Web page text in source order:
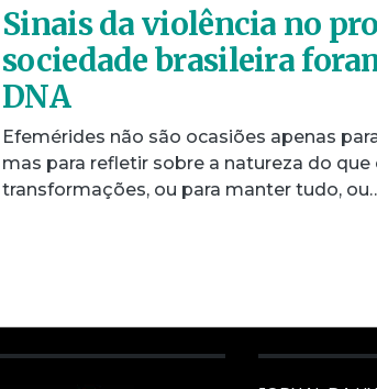
Sinais da violência no
sociedade brasileira
DNA
Efemérides não são ocasiões apenas
mas para refletir sobre a natureza do
transformações, ou para manter tudo,